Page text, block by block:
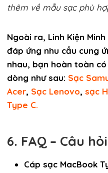
thêm về mẫu sạc phù
Ngoài ra, Linh Kiện
đáp ứng nhu cầu cung
nhau, bạn hoàn toàn
dòng như sau: Sạc
Acer, Sạc Lenovo, sạc
Type C.
6. FAQ – Câu
Cáp sạc MacBook